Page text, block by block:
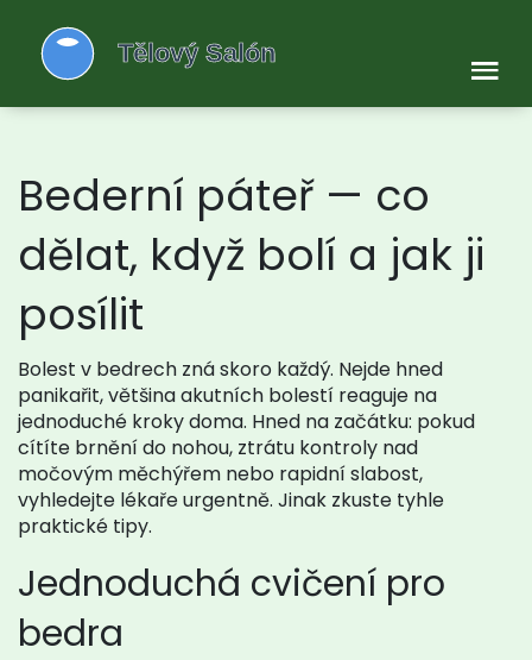
Bederní páteř — co
dělat, když bolí a jak ji
posílit
Bolest v bedrech zná skoro každý. Nejde hned
panikařit, většina akutních bolestí reaguje na
jednoduché kroky doma. Hned na začátku: pokud
cítíte brnění do nohou, ztrátu kontroly nad
močovým měchýřem nebo rapidní slabost,
vyhledejte lékaře urgentně. Jinak zkuste tyhle
praktické tipy.
Jednoduchá cvičení pro
bedra